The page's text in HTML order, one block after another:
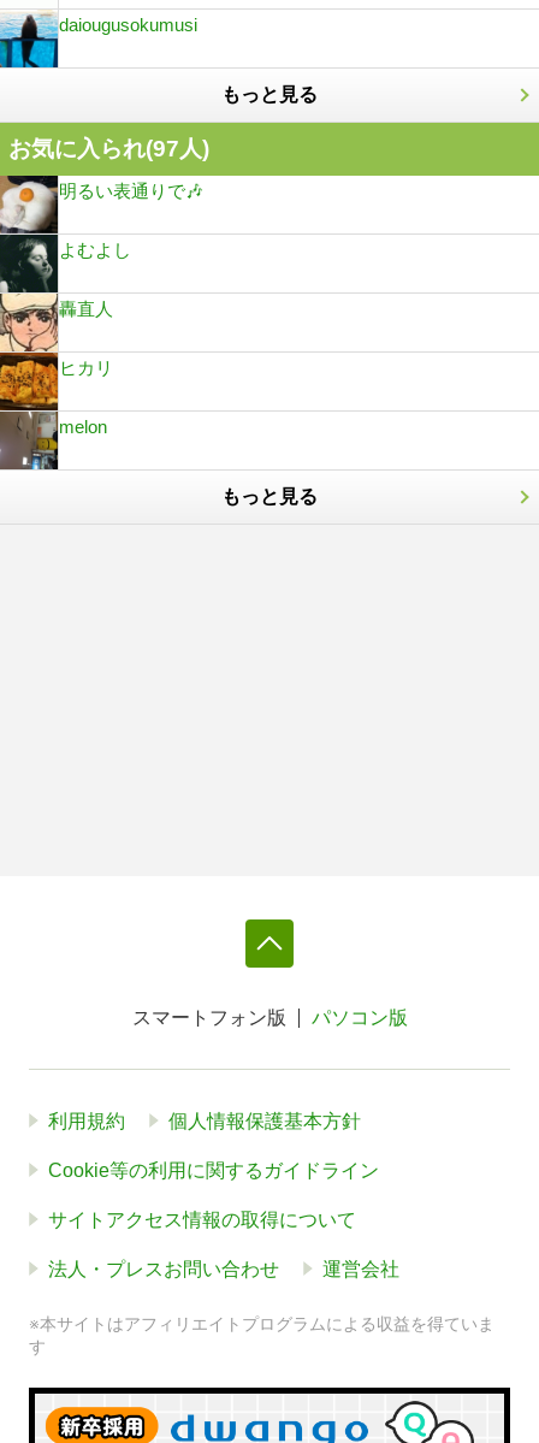
daiougusokumusi
もっと見る
お気に入られ(97人)
明るい表通りで🎶
よむよし
轟直人
ヒカリ
melon
もっと見る
スマートフォン版 パソコン版
利用規約 個人情報保護基本方針
Cookie等の利用に関するガイドライン
サイトアクセス情報の取得について
法人・プレスお問い合わせ 運営会社
※本サイトはアフィリエイトプログラムによる収益を得ていま
す